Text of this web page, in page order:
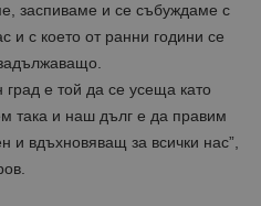
заспиваме и се събуждаме с
и с което от ранни години се
е той да се усеща като
така и наш дълг е да правим
и вдъхновяващ за всички нас”,